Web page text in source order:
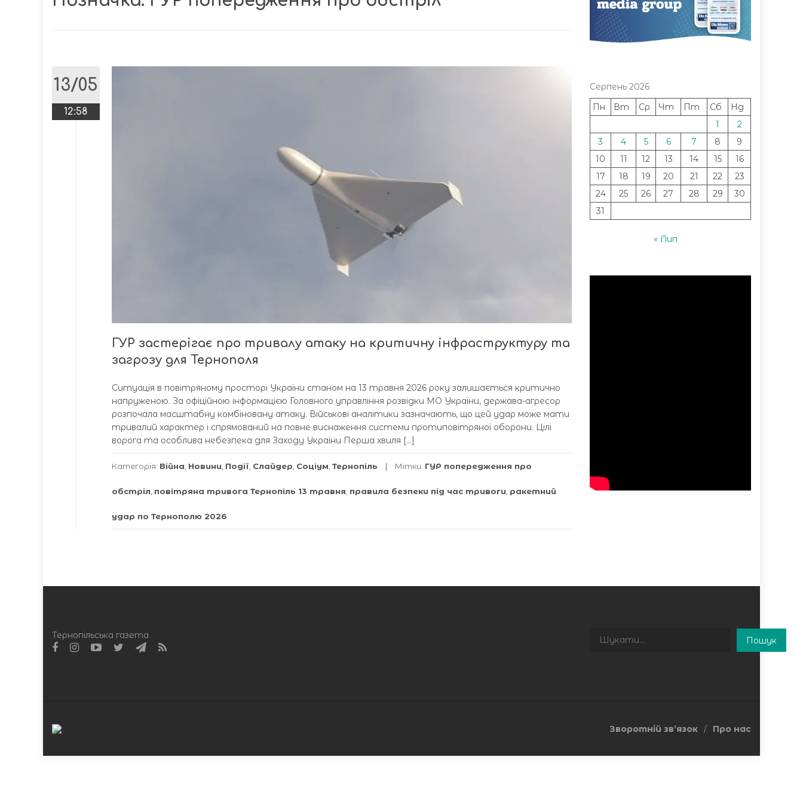
13/05
12:58
ГУР застерігає про тривалу атаку на критичну інфраструктуру та
загрозу для Тернополя
Ситуація в повітряному просторі України станом на 13 травня 2026 року залишається критично
напруженою. За офіційною інформацією Головного управління розвідки МО України, держава-агресор
розпочала масштабну комбіновану атаку. Військові аналітики зазначають, що цей удар може мати
тривалий характер і спрямований на повне виснаження системи протиповітряної оборони. Цілі
ворога та особлива небезпека для Заходу України Перша хвиля […]
Категорія: Війна Новини Події Слайдер Соціум Тернопіль Мітки: ГУР попередження про
обстріл повітряна тривога Тернопіль 13 травня правила безпеки під час тривоги ракетний
удар по Тернополю 2026
Серпень 2026
Пн
Вт Ср Чт Пт Сб
Нд
1
2
3
4 5 6 7 8
9
10
11 12 13 14 15
16
17
18 19 20 21 22
23
24
25 26 27 28 29
30
31
« Лип
Тернопільська газета Пошук
Пошук
Зворотній зв’язок Про нас